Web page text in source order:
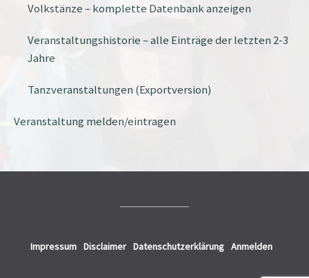
Volkstänze – komplette Datenbank anzeigen
Veranstaltungshistorie – alle Einträge der letzten 2-3
Jahre
Tanzveranstaltungen (Exportversion)
Veranstaltung melden/eintragen
Impressum Disclaimer Datenschutzerklärung Anmelden